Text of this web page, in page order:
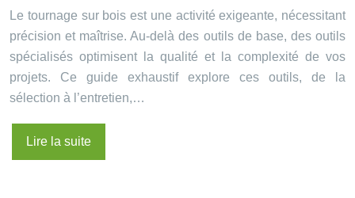
Le tournage sur bois est une activité exigeante, nécessitant
précision et maîtrise. Au-delà des outils de base, des outils
spécialisés optimisent la qualité et la complexité de vos
projets. Ce guide exhaustif explore ces outils, de la
sélection à l’entretien,…
Lire la suite